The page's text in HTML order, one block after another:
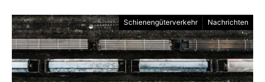
Schienengüterverkehr Nachrichten